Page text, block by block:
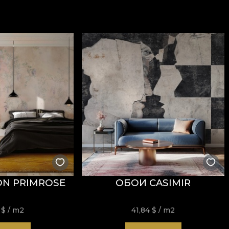
REACH
la uzură, având 60.000 rubs
la testul de
la testul de inflamabilitate tip țigară.
fără înălbire, fără stoarcere prin răsucire, fără
PRIMROSE
$ / m2
ОБОИ CASIMIR
41,84$ / m2